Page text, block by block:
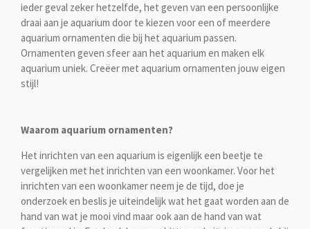
ieder geval zeker hetzelfde, het geven van een persoonlijke
draai aan je aquarium door te kiezen voor een of meerdere
aquarium ornamenten die bij het aquarium passen.
Ornamenten geven sfeer aan het aquarium en maken elk
aquarium uniek. Creëer met aquarium ornamenten jouw eigen
stijl!
Waarom aquarium ornamenten?
Het inrichten van een aquarium is eigenlijk een beetje te
vergelijken met het inrichten van een woonkamer. Voor het
inrichten van een woonkamer neem je de tijd, doe je
onderzoek en beslis je uiteindelijk wat het gaat worden aan de
hand van wat je mooi vind maar ook aan de hand van wat